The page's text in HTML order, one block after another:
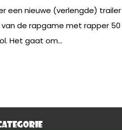
een nieuwe (verlengde) trailer
de rapgame met rapper
Het gaat om...